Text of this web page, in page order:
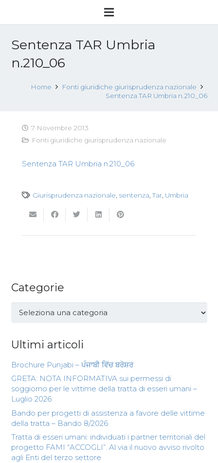
Sentenza TAR Umbria
n.210_06
Home
Fonti giuridiche giurisprudenza nazionale
Sentenza TAR Umbria n.210_06
7 Novembre 2013
Fonti giuridiche giurisprudenza nazionale
Sentenza TAR Umbria n.210_06
Giurisprudenza nazionale sentenza ,Tar Umbria
Categorie
Categorie
Ultimi articoli
Brochure Punjabi – ਪੰਜਾਬੀ ਵਿੱਚ ਬਰੋਸ਼ਰ
GRETA: NOTA INFORMATIVA sui permessi di
soggiorno per le vittime della tratta di esseri umani –
Luglio 2026
Bando per progetti di assistenza a favore delle vittime
della tratta – Bando 8/2026
Tratta di esseri umani: individuati i partner territoriali del
progetto FAMI “ACCOGLI”. Al via il nuovo avviso rivolto
agli Enti del terzo settore